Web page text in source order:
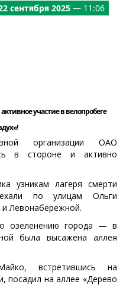
сентября 2025 — 11:06
участие в велопробеге
организации ОАО
в стороне и активно
узникам лагеря смерти
по улицам Ольги
Левонабережной.
озеленению города — в
была высажена аллея
встретившись на
посадил на аллее «Дерево